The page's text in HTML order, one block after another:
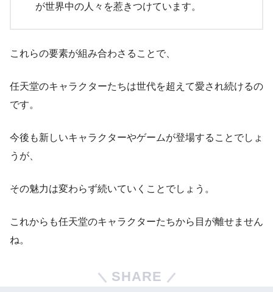
が世界中の人々を惹きつけています。
これらの要素が組み合わさることで、
任天堂のキャラクターたちは世代を超えて愛され続けるの
です。
今後も新しいキャラクターやゲームが登場することでしょ
うが、
その魅力は変わらず続いていくことでしょう。
これからも任天堂のキャラクターたちから目が離せません
ね。
SHARE